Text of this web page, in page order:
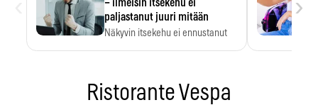
– ilmeisin itsekehu ei
paljastanut juuri mitään
Näkyvin itsekehu ei ennustanut
Ristorante Vespa